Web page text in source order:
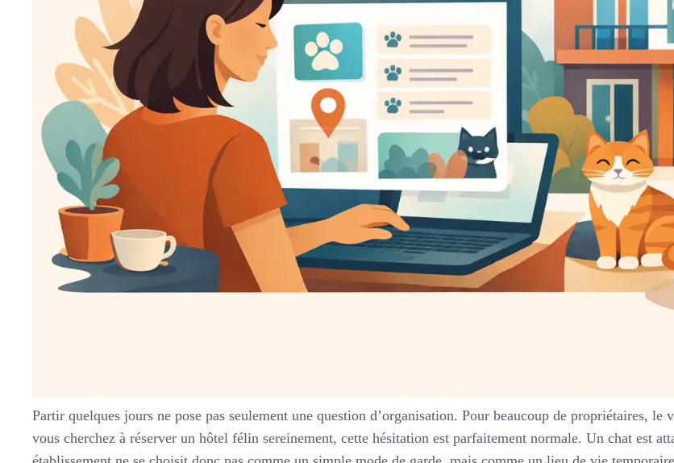
Partir quelques jours ne pose pas seulement une question d’organisation. Pour beaucoup de propriétaires,
vous cherchez à réserver un hôtel félin sereinement, cette hésitation est parfaitement normale. Un chat est